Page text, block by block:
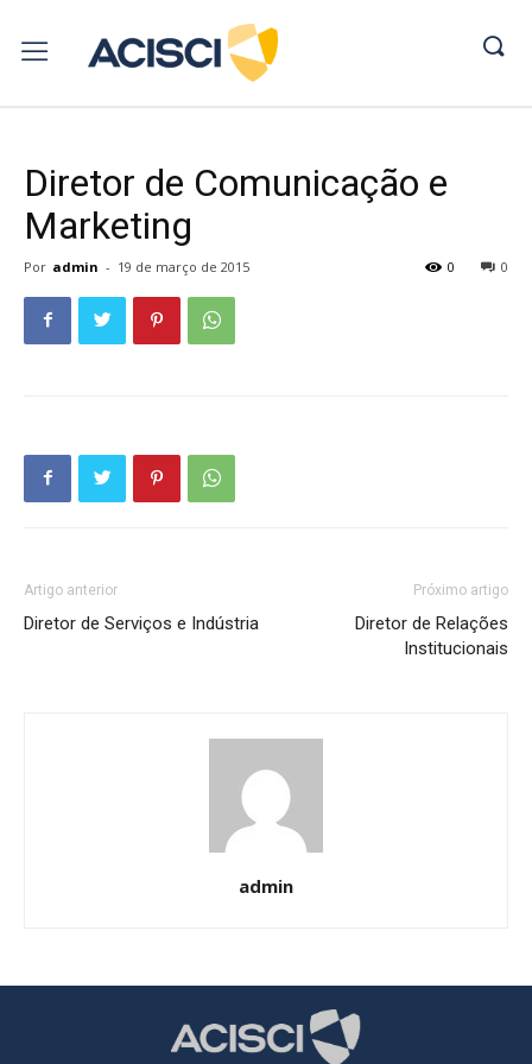
Diretor de Comunicação e
Marketing
Por admin - 19 de março de 2015 0
0
Artigo anterior
Diretor de Serviços e Indústria
Próximo artigo
Diretor de Relações
Institucionais
admin